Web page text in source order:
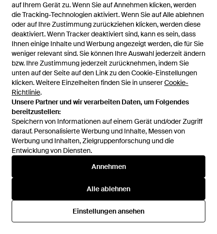
auf Ihrem Gerät zu. Wenn Sie auf Annehmen klicken, werden
die Tracking-Technologien aktiviert. Wenn Sie auf Alle ablehnen
oder auf Ihre Zustimmung zurückziehen klicken, werden diese
deaktiviert. Wenn Tracker deaktiviert sind, kann es sein, dass
Ihnen einige Inhalte und Werbung angezeigt werden, die für Sie
weniger relevant sind. Sie können Ihre Auswahl jederzeit ändern
bzw. Ihre Zustimmung jederzeit zurücknehmen, indem Sie
unten auf der Seite auf den Link zu den Cookie-Einstellungen
klicken. Weitere Einzelheiten finden Sie in unsererCookie-
Richtlinie.
Unsere Partner und wir verarbeiten Daten, um Folgendes
bereitzustellen:
Speichern von Informationen auf einem Gerät und/oder Zugriff
darauf. Personalisierte Werbung und Inhalte, Messen von
Werbung und Inhalten, Zielgruppenforschung und die
Entwicklung von Diensten.
Annehmen
Alle ablehnen
Einstellungen ansehen
auf Ihrem Gerät zu. Wenn Sie auf Annehmen klicken, werden
die Tracking-Technologien aktiviert. Wenn Sie auf Alle ablehnen
oder auf Ihre Zustimmung zurückziehen klicken, werden diese
deaktiviert. Wenn Tracker deaktiviert sind, kann es sein, dass
Ihnen einige Inhalte und Werbung angezeigt werden, die für Sie
weniger relevant sind. Sie können Ihre Auswahl jederzeit ändern
bzw. Ihre Zustimmung jederzeit zurücknehmen, indem Sie
unten auf der Seite auf den Link zu den Cookie-Einstellungen
klicken. Weitere Einzelheiten finden Sie in unsererCookie-
Richtlinie.
Unsere Partner und wir verarbeiten Daten, um Folgendes
bereitzustellen:
Speichern von Informationen auf einem Gerät und/oder Zugriff
darauf. Personalisierte Werbung und Inhalte, Messen von
Werbung und Inhalten, Zielgruppenforschung und die
Entwicklung von Diensten.
Annehmen
Alle ablehnen
Einstellungen ansehen
385 €346,49 €
Vivienne Westwood
Hazel Tasche Aus Polyurethan
- Schwarz
Von GIGLIO.COM
SALE
447 €
Vivienne Westwood
Schultertasche - Schwarz
VonFARFETCH